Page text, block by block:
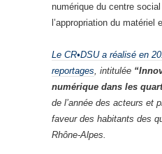
numérique du centre
l’appropriation du matériel
Le CR•DSU a réalisé en
reportages , intitulée
numérique dans les
de l’année des acteurs et
faveur des habitants des
Rhône-Alpes.